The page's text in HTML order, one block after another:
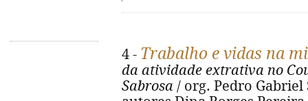
4 - Trabalho e vidas na
da atividade extrativa no
Sabrosa / org. Pedro Gabriel